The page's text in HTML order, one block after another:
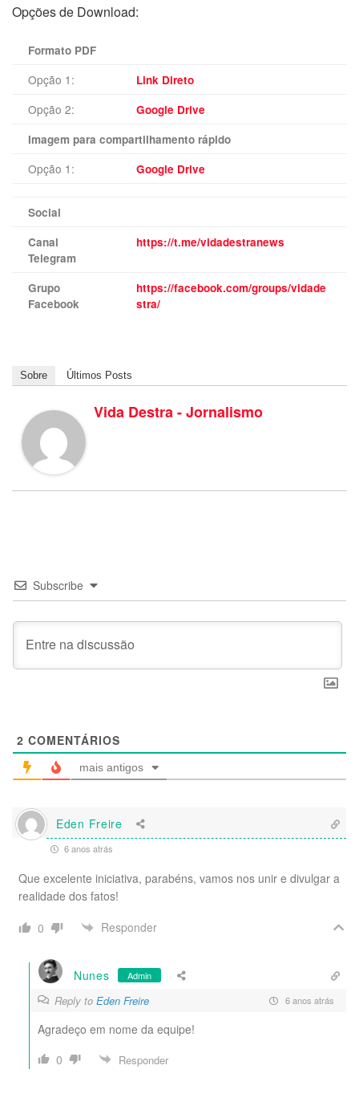
Opções de Download:
Formato PDF
Opção 1: Link Direto
Opção 2:
Google Drive
Imagem para compartilhamento rápido
Opção 1: Google Drive
Social
Canal
Telegram
https://t.me/vidadestranews
Grupo
Facebook
https://facebook.com/groups/vidade
stra/
Sobre Últimos Posts
Vida Destra - Jornalismo
Subscribe
2 COMENTÁRIOS
mais antigos
Eden Freire
6 anos atrás
Que excelente iniciativa, parabéns, vamos nos unir e divulgar a
realidade dos fatos!
0
Responder
Nunes Admin
Reply to Eden Freire 6 anos atrás
Agradeço em nome da equipe!
0
Responder